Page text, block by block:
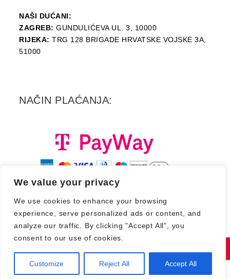
We value your privacy
We use cookies to enhance your browsing
experience, serve personalized ads or content, and
analyze our traffic. By clicking "Accept All", you
consent to our use of cookies.
Customize Reject All Accept All
NAŠI DUĆANI:
ZAGREB: GUNDULIĆEVA UL. 3, 10000
RIJEKA: TRG 128 BRIGADE HRVATSKE VOJSKE 3A,
51000
NAČIN PLAĆANJA: